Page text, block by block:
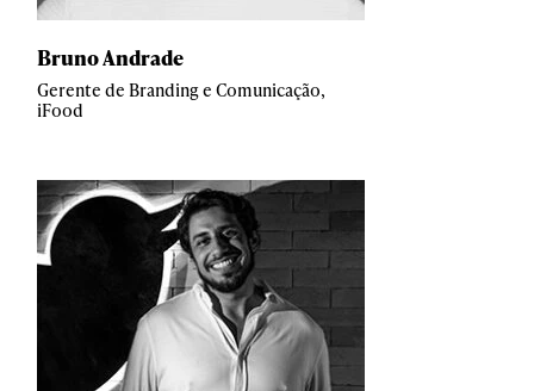
Bruno Andrade
Gerente de Branding e Comunicação,
iFood